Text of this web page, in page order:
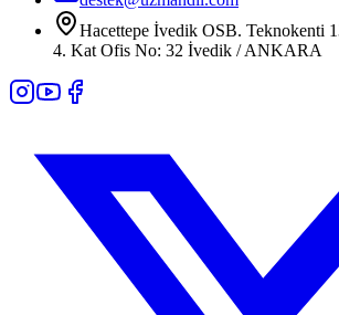
Hacettepe İvedik OSB. Teknokenti
4. Kat Ofis No: 32 İvedik / ANKARA